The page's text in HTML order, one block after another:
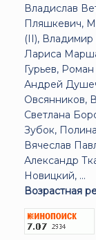
Владислав
Пляшкевич,
(II), Владимир
Лариса
Гурьев,
Андрей
Овсянников,
Светлана
Зубок,
Вячеслав
Александр
Новицкий, ...
Возрастная